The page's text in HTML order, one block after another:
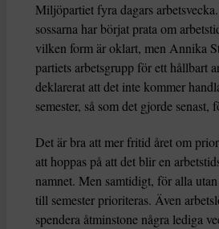
Miljöpartiet fyra dagars
sossarna har börjat prata om
vilken form är oklart, men Annika
partiets arbetsgrupp för ett hållbart
deklarerat att det inte kommer
semester, så som det gjorde senast,
Det är bra att mer fritid året om
att hoppas på att det blir en
namnet. Men samtidigt, för alla
till semester prioriteras. Även
spendera åtminstone några lediga